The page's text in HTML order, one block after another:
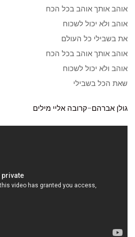
אוהב אותך אוהב בכל הכח
אוהב ולא יכול לשכוח
את בשבילי כל העולם
אוהב אותך אוהב בכל הכח
אוהב ולא יכול לשכוח
שאת הכל בשבילי
גולן אברהם–קרובה אליי מילים